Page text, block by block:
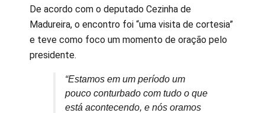
De acordo com o deputado Cezinha de
Madureira, o encontro foi “uma visita de cortesia”
e teve como foco um momento de oração pelo
presidente.
“Estamos em um período um
pouco conturbado com tudo o que
está acontecendo, e nós oramos